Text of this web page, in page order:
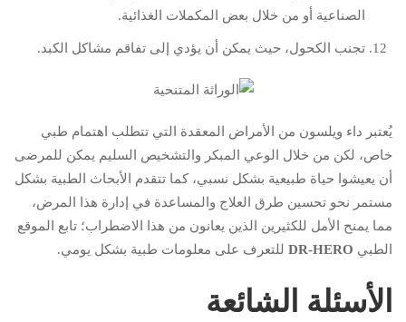
الصناعية أو من خلال بعض المكملات الغذائية.
تجنب الكحول، حيث يمكن أن يؤدي إلى تفاقم مشاكل الكبد.
يُعتبر داء ويلسون من الأمراض المعقدة التي تتطلب اهتمام طبي
خاص، لكن من خلال الوعي المبكر والتشخيص السليم يمكن للمرضى
أن يعيشوا حياة طبيعية بشكل نسبي، كما تتقدم الأبحاث الطبية بشكل
مستمر نحو تحسين طرق العلاج والمساعدة في إدارة هذا المرض،
مما يمنح الأمل للكثيرين الذين يعانون من هذا الاضطراب؛ تابع الموقع
الطبي DR-HERO للتعرف على معلومات طبية بشكل يومي.
الأسئلة الشائعة